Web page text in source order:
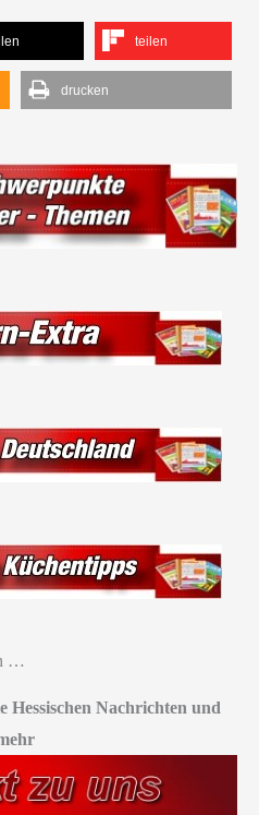
teilen
drucken
…
Hessischen Nachrichten und